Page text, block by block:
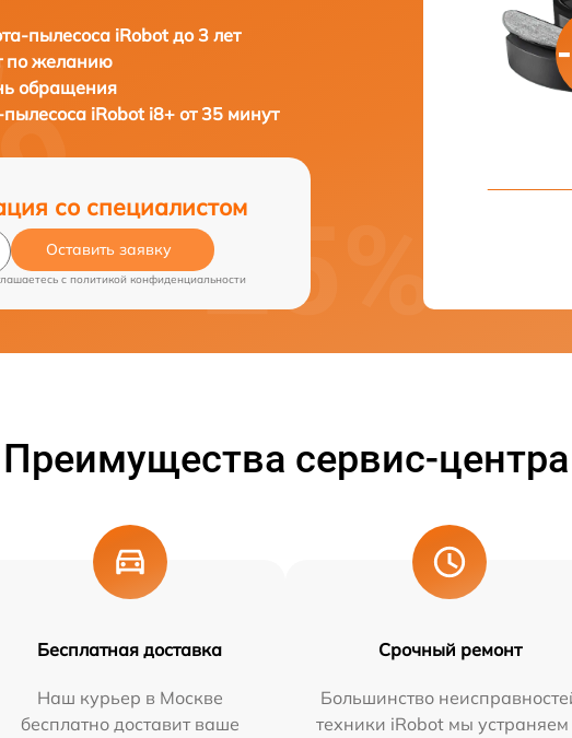
пылесоса iRobot до 3 лет
по желанию
обращения
iRobot i8+ от 35 минут
со специалистом
Оставить заявку
c политикой конфиденциальности
Преимущества сервис-центра
Бесплатная доставка
Наш курьер в Москве
бесплатно доставит ваше
Срочный ремонт
Большинство
техники iRobot мы устраняем